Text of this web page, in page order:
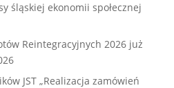
śląskiej ekonomii społecznej
Reintegracyjnych 2026 już
JST „Realizacja zamówień